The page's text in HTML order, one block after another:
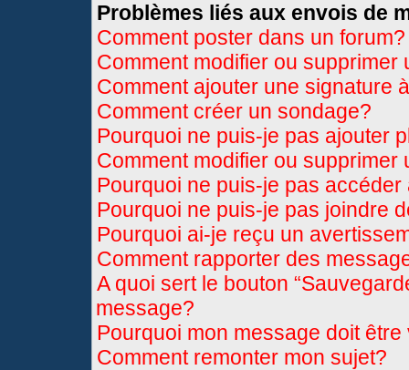
Problèmes liés aux envois de
Comment poster dans un forum?
Comment modifier ou supprimer
Comment ajouter une signature
Comment créer un sondage?
Pourquoi ne puis-je pas ajouter
Comment modifier ou supprimer
Pourquoi ne puis-je pas accéder
Pourquoi ne puis-je pas joindre
Pourquoi ai-je reçu un
Comment rapporter des
A quoi sert le bouton
message?
Pourquoi mon message doit être
Comment remonter mon sujet?